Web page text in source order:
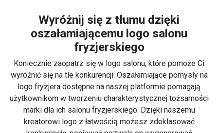
Wyróżnij się z tłumu dzięki
oszałamiającemu logo salonu
fryzjerskiego
Koniecznie zaopatrz się w logo salonu, które pomoże Ci
wyróżnić się na tle konkurencji. Oszałamiające pomysły na
logo fryzjera dostępne na naszej platformie pomagają
użytkownikom w tworzeniu charakterystycznej tożsamości
marki dla ich salonu fryzjerskiego. Dzięki naszemu
kreatorowi logoz łatwością możesz zdeklasować